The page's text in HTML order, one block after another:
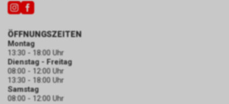
ÖFFNUNGSZEITEN
Montag
13:30 - 18:00 Uhr
Dienstag - Freitag
08:00 - 12:00 Uhr
13:30 - 18:00 Uhr
Samstag
08:00 - 12:00 Uhr